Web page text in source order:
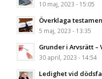
10 maj, 2023 - 15:05
Överklaga
5 maj, 2023 - 13:35
Grunder i Arvsrätt –
30 april, 2023 - 14:54
Ledighet vid